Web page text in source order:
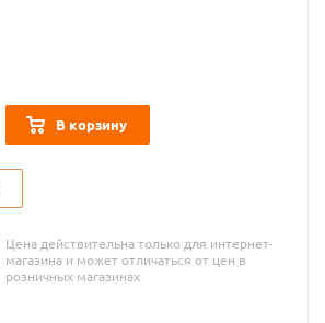
В корзину
Цена действительна только для интернет-
магазина и может отличаться от цен в
розничных магазинах